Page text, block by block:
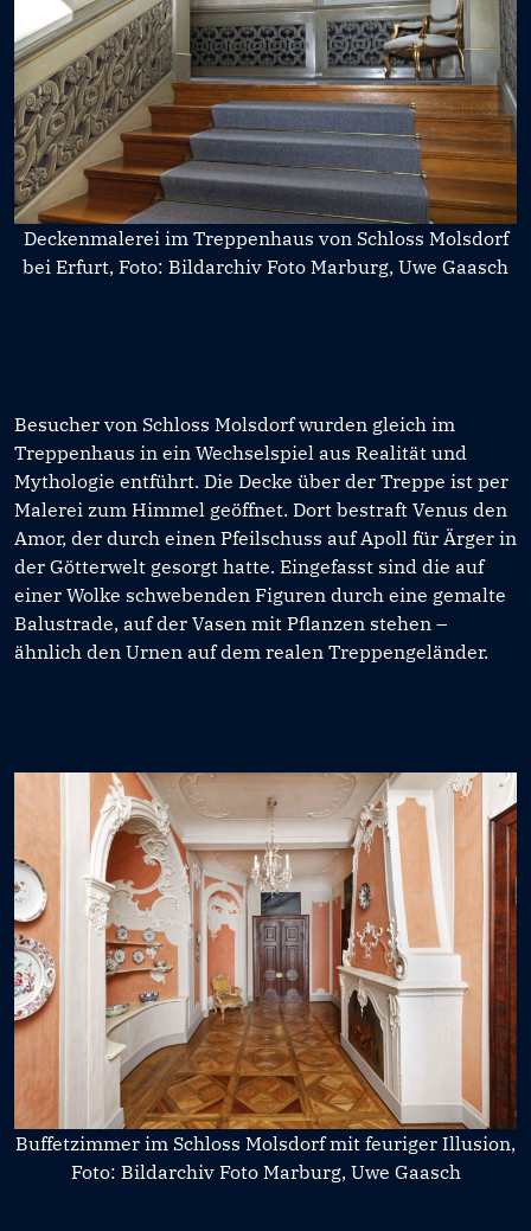
Deckenmalerei im Treppenhaus von Schloss Molsdorf
bei Erfurt, Foto: Bildarchiv Foto Marburg, Uwe Gaasch
Besucher von Schloss Molsdorf wurden gleich im
Treppenhaus in ein Wechselspiel aus Realität und
Mythologie entführt. Die Decke über der Treppe ist per
Malerei zum Himmel geöffnet. Dort bestraft Venus den
Amor, der durch einen Pfeilschuss auf Apoll für Ärger in
der Götterwelt gesorgt hatte. Eingefasst sind die auf
einer Wolke schwebenden Figuren durch eine gemalte
Balustrade, auf der Vasen mit Pflanzen stehen –
ähnlich den Urnen auf dem realen Treppengeländer.
Buffetzimmer im Schloss Molsdorf mit feuriger Illusion,
Foto: Bildarchiv Foto Marburg, Uwe Gaasch